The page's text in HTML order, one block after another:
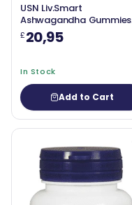
USN Liv.Smart
Ashwagandha Gummies
60 softgels
£20,95
In Stock
Add to Cart